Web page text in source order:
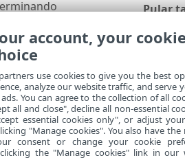
Pular
account, your
use cookies to give you the best
analyze our website traffic, and serve
You can agree to the collection of all
all and close", decline all non-essential
essential cookies only", or adjust
"Manage cookies". You also have
consent or change your cookie
the "Manage cookies" link in our